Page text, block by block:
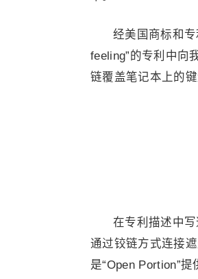
经美国商标和
feeling”的专利中向
链覆盖笔记本上的键
在专利描述中
通过铰链方式连接
是“Open Portion”